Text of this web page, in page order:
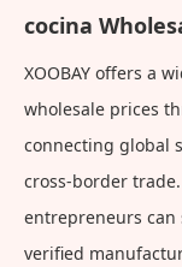
cocina
XOOBAY offers a
wholesale prices
connecting global
cross-border
entrepreneurs
verified